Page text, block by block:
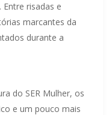
risadas e
marcantes da
durante a
do SER Mulher, os
e um pouco mais